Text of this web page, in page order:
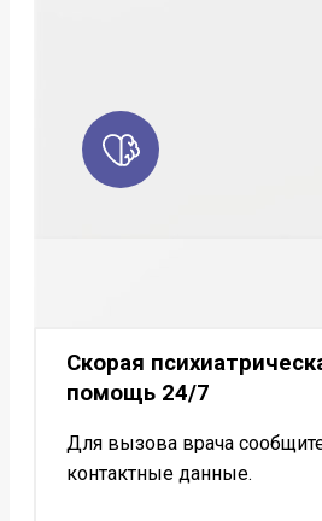
Скорая
помощь 24/7
Для вызова врача
контактные данные.